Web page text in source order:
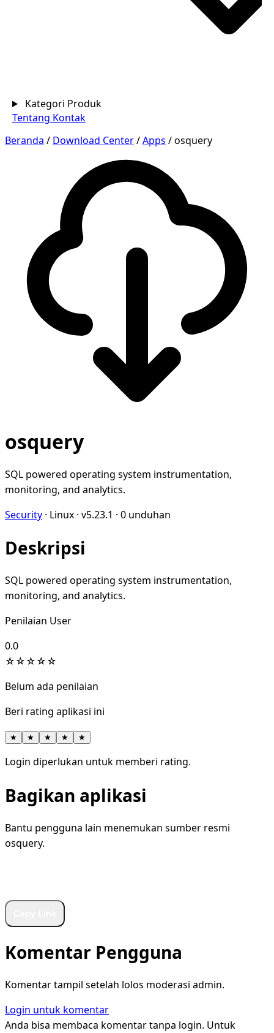
Kategori Produk
Tentang Kontak
Beranda / Download Center/Apps /osquery
osquery
SQL powered operating system instrumentation,
monitoring, and analytics.
Security · Linux · v5.23.1 · 0 unduhan
Deskripsi
SQL powered operating system instrumentation,
monitoring, and analytics.
Penilaian User
0.0
☆☆☆☆☆
Belum ada penilaian
Beri rating aplikasi ini
★ ★ ★ ★ ★
Login diperlukan untuk memberi rating.
Bagikan aplikasi
Bantu pengguna lain menemukan sumber resmi
osquery.
Komentar Pengguna
Komentar tampil setelah lolos moderasi admin.
Login untuk komentar
Anda bisa membaca komentar tanpa login. Untuk